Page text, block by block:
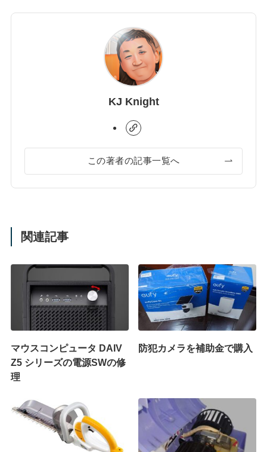
KJ Knight
この著者の記事一覧へ
関連記事
マウスコンピュータ DAIV
Z5 シリーズの電源SWの修
理
防犯カメラを補助金で購入